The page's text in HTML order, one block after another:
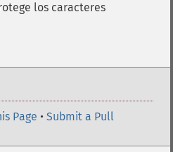
los caracteres
Page • Submit a Pull